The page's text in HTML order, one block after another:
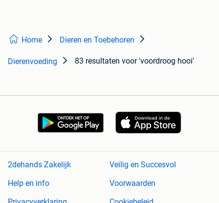
Home Dieren en Toebehoren
Dierenvoeding 83 resultaten voor 'voordroog hooi'
2dehands Zakelijk
Veilig en Succesvol
Help en info
Voorwaarden